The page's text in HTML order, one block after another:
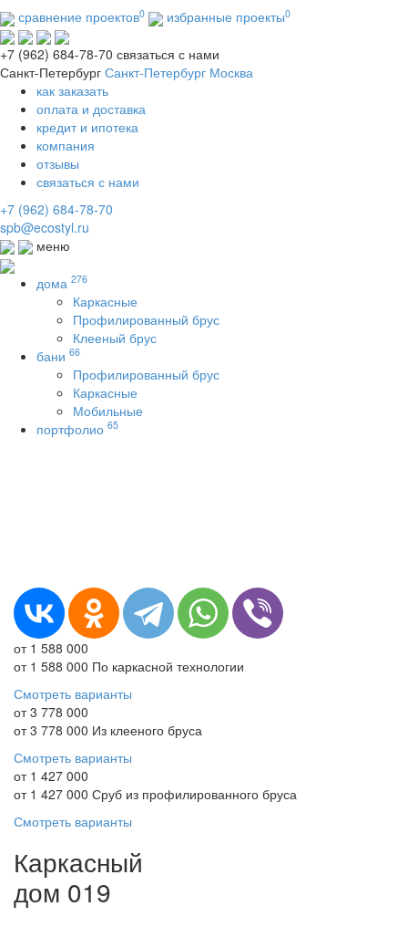
сравнение проектов0 избранные проекты0
+7 (962) 684-78-70 связаться с нами
Санкт-Петербург Санкт-Петербург Москва
как заказать
оплата и доставка
кредит и ипотека
компания
отзывы
связаться с нами
+7 (962) 684-78-70
spb@ecostyl.ru
меню
дома 276
Каркасные
Профилированный брус
Клееный брус
бани 66
Профилированный брус
Каркасные
Мобильные
портфолио 65
от 1 588 000
от 1 588 000 По каркасной технологии
Смотреть варианты
от 3 778 000
от 3 778 000 Из клееного бруса
Смотреть варианты
от 1 427 000
от 1 427 000 Сруб из профилированного бруса
Смотреть варианты
Каркасный
дом 019